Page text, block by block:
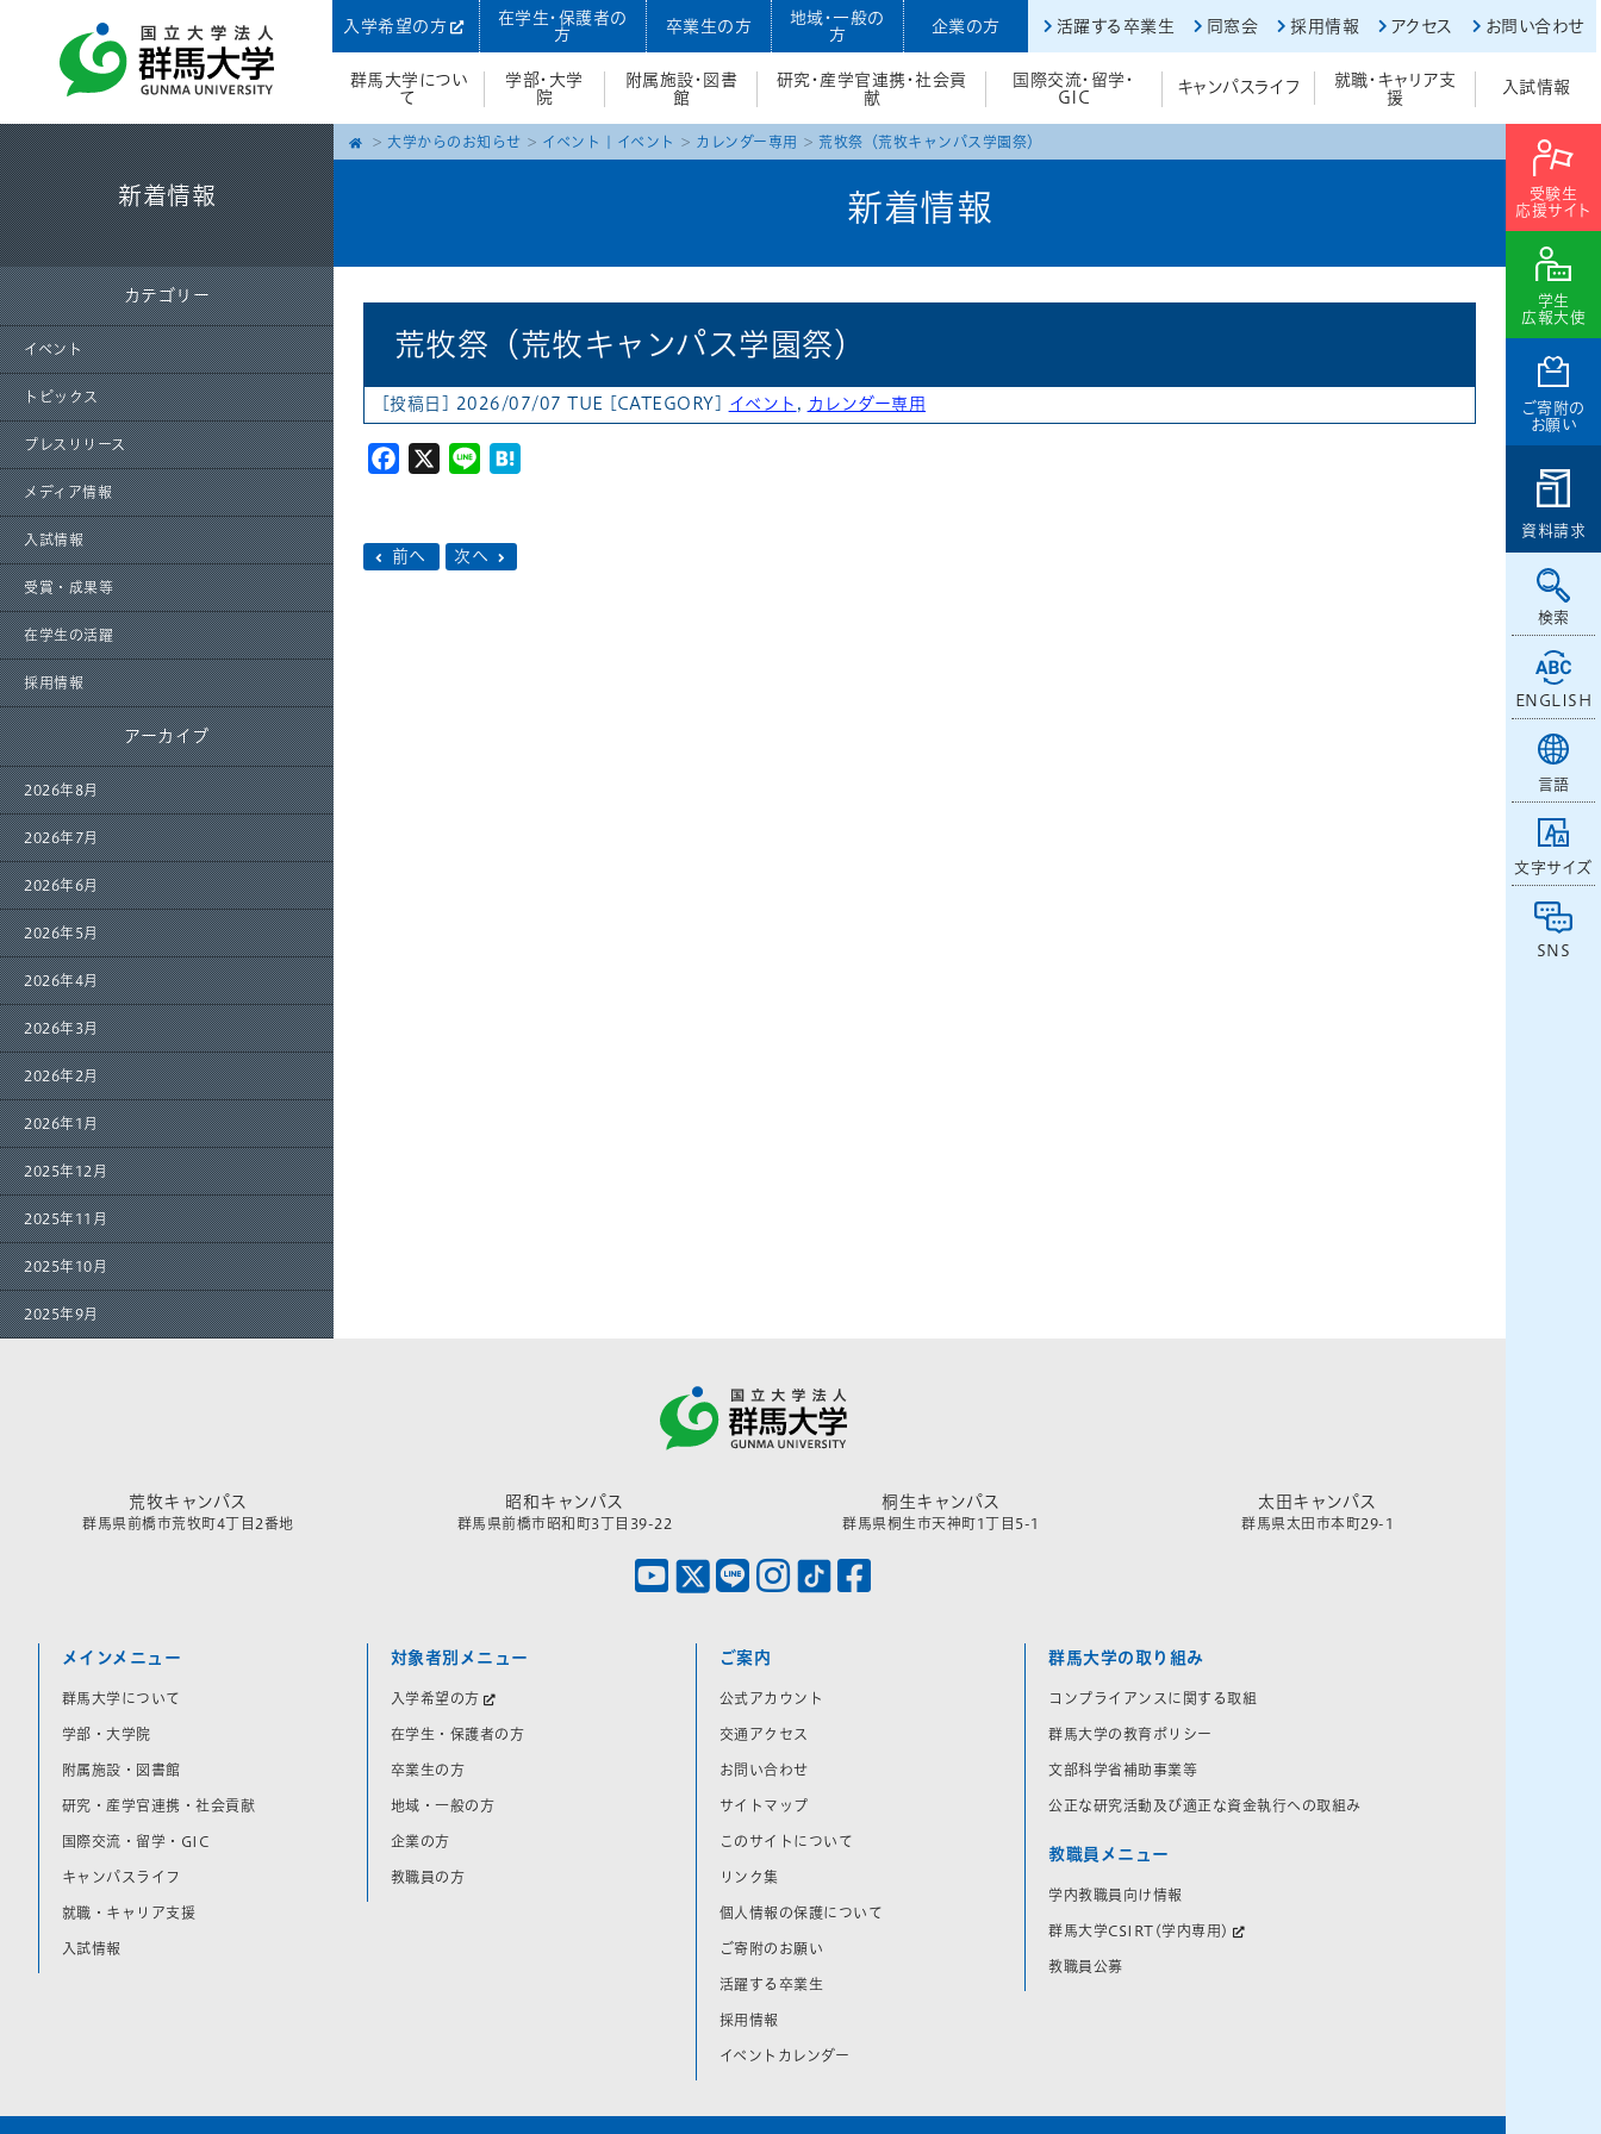
入学希望の方
在学生・保護者の
方
卒業生の方
地域・一般の
方
企業の方 活躍する卒業生 同窓会 採用情報 アクセス お問い合わせ
群馬大学につい
て
学部・大学
院
附属施設・図書
館
研究・産学官連携・社会貢
献
国際交流・留学・
GIC
キャンパスライフ
就職・キャリア支
援
入試情報
受験生
応援サイト
学生
広報大使
ご寄附の
お願い
資料請求
検索
ENGLISH
言語
文字サイズ
SNS
新着情報
カテゴリー
イベント
トピックス
プレスリリース
メディア情報
入試情報
受賞・成果等
在学生の活躍
採用情報
アーカイブ
2026年8月
2026年7月
2026年6月
2026年5月
2026年4月
2026年3月
2026年2月
2026年1月
2025年12月
2025年11月
2025年10月
2025年9月
大学からのお知らせ イベント イベント カレンダー専用 荒牧祭（荒牧キャンパス学園祭）
新着情報
荒牧祭（荒牧キャンパス学園祭）
[投稿日] 2026/07/07 TUE [CATEGORY] イベント , カレンダー専用
Facebook
X Line
前へ 次へ
荒牧キャンパス
群馬県前橋市荒牧町4丁目2番地
昭和キャンパス
群馬県前橋市昭和町3丁目39-22
桐生キャンパス
群馬県桐生市天神町1丁目5-1
太田キャンパス
群馬県太田市本町29-1
メインメニュー
群馬大学について
学部・大学院
附属施設・図書館
研究・産学官連携・社会貢献
国際交流・留学・GIC
キャンパスライフ
就職・キャリア支援
入試情報
対象者別メニュー
入学希望の方
在学生・保護者の方
卒業生の方
地域・一般の方
企業の方
教職員の方
ご案内
公式アカウント
交通アクセス
お問い合わせ
サイトマップ
このサイトについて
リンク集
個人情報の保護について
ご寄附のお願い
活躍する卒業生
採用情報
イベントカレンダー
群馬大学の取り組み
コンプライアンスに関する取組
群馬大学の教育ポリシー
文部科学省補助事業等
公正な研究活動及び適正な資金執行への取組み
教職員メニュー
学内教職員向け情報
群馬大学CSIRT(学内専用)
教職員公募